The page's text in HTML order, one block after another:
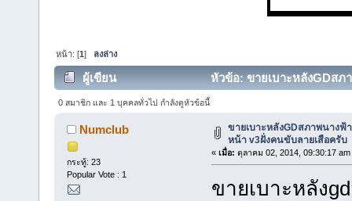
หน้า: [1] ลงล่าง
ผู้เขียน
หัวข้อ: ขายเบาะหลังGDส
10502 ครั้ง)
0 สมาชิก และ 1 บุคคลทั่วไป กำลังดูหัวข้อนี้
Numclub
กระทู้: 23
Popular Vote : 1
ขายเบาะหลังGDสภาพนางฟ้
หน้า v3ฝั่งคนขับลายเสือครับ
« เมื่อ: ตุลาคม 02, 2014, 09:30:17 am
ขายเบาะหลัง